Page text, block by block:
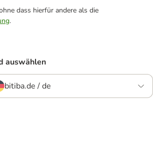
dass hierfür andere als die
.
auswählen
bitiba.de / de